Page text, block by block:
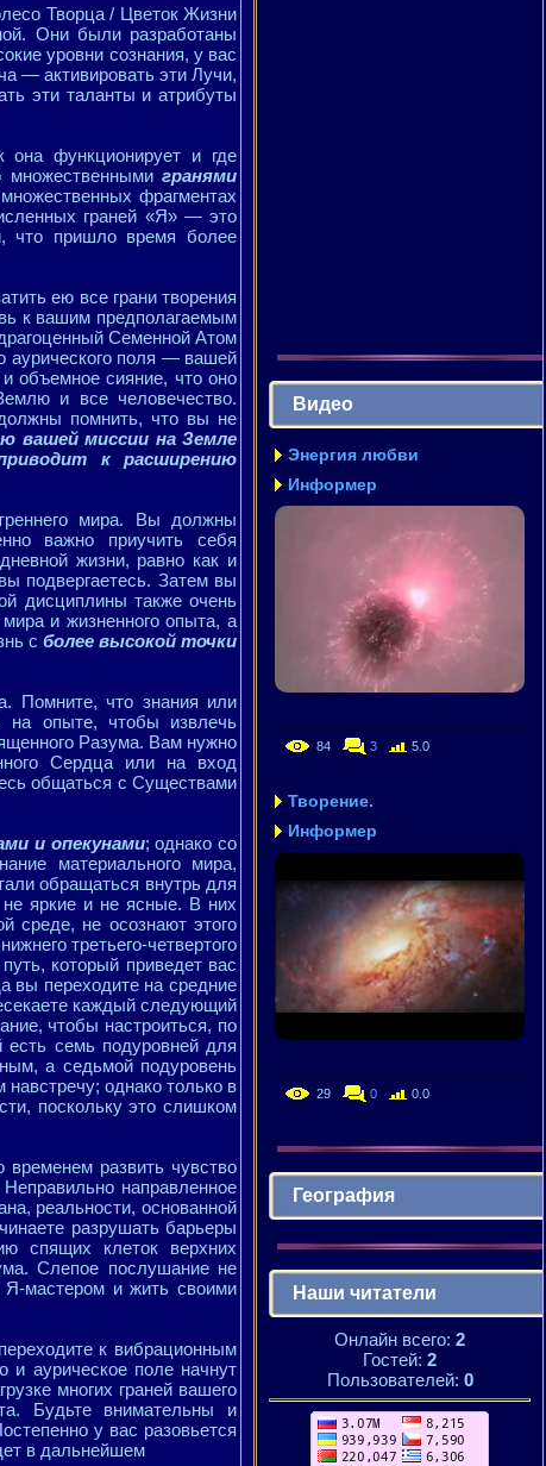
Творца / Цветок Жизни
Они были разработаны
уровни сознания, у вас
— активировать эти Лучи,
эти таланты и атрибуты
она функционирует и где
множественными гранями
фрагментах
граней «Я» — это
что пришло время более
ею все грани творения
к вашим предполагаемым
Семенной Атом
аурического поля — вашей
объемное сияние, что оно
и все человечество.
помнить, что вы не
вашей миссии на Земле
к расширению
мира. Вы должны
важно приучить себя
жизни, равно как и
подвергаетесь. Затем вы
дисциплины также очень
и жизненного опыта, а
с более высокой точки
Помните, что знания или
на опыте, чтобы извлечь
Разума. Вам нужно
Сердца или на вход
общаться с Существами
и опекунами; однако со
материального мира,
обращаться внутрь для
яркие и не ясные. В них
среде, не осознают этого
третьего-четвертого
который приведет вас
вы переходите на средние
каждый следующий
чтобы настроиться, по
есть семь подуровней для
а седьмой подуровень
однако только в
поскольку это слишком
развить чувство
направленное
реальности, основанной
разрушать барьеры
спящих клеток верхних
Слепое послушание не
Я-мастером и жить своими
к вибрационным
и аурическое поле начнут
многих граней вашего
Будьте внимательны и
у вас разовьется
в дальнейшем
Видео
Энергия любви
Информер
84 3 5.0
Творение.
Информер
29 0 0.0
География
Наши читатели
Онлайн всего: 2
Гостей: 2
Пользователей: 0